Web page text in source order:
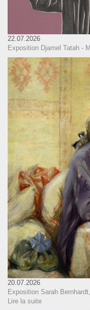
22.07.2026
Exposition Djamel Tatah -
20.07.2026
Exposition Sarah
Lire la suite